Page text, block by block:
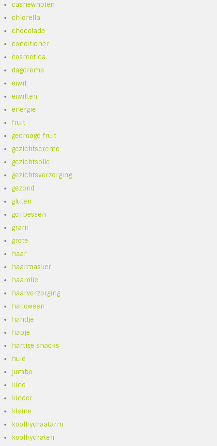
cashewnoten
chlorella
chocolade
conditioner
cosmetica
dagcreme
eiwit
eiwitten
energie
fruit
gedroogd fruit
gezichtscreme
gezichtsolie
gezichtsverzorging
gezond
gluten
gojibessen
gram
grote
haar
haarmasker
haarolie
haarverzorging
halloween
handje
hapje
hartige snacks
huid
jumbo
kind
kinder
kleine
koolhydraatarm
koolhydraten